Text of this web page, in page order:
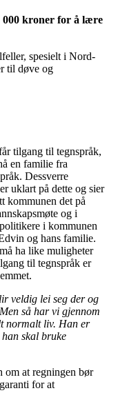
000 kroner for å lære
spesielt i Nord-
til døve og
tilgang til tegnspråk,
en familie fra
Dessverre
uklart på dette og sier
kommunen det på
og i
i kommunen
og hans familie.
ha like muligheter
til tegnspråk er
veldig lei seg der og
så har vi gjennom
normalt liv. Han er
han skal bruke
om at regningen bør
for at